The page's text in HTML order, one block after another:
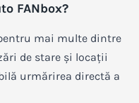
FANbox?
mai multe dintre
de stare și locații
urmărirea directă a